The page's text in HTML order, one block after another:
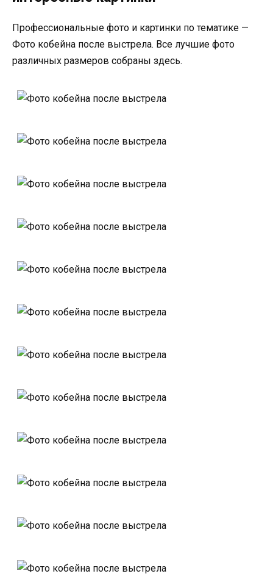
Профессиональные фото и картинки по тематике —
Фото кобейна после выстрела. Все лучшие фото
различных размеров собраны здесь.